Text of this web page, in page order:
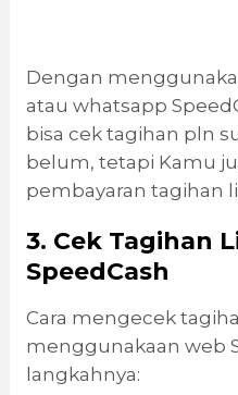
Dengan
atau whatsapp
bisa cek tagihan pln
belum, tetapi Kamu
pembayaran tagihan
3. Cek Tagihan
SpeedCash
Cara mengecek
menggunakaan web
langkahnya: